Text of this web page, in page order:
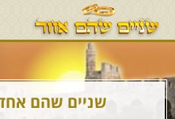
שניים שהם